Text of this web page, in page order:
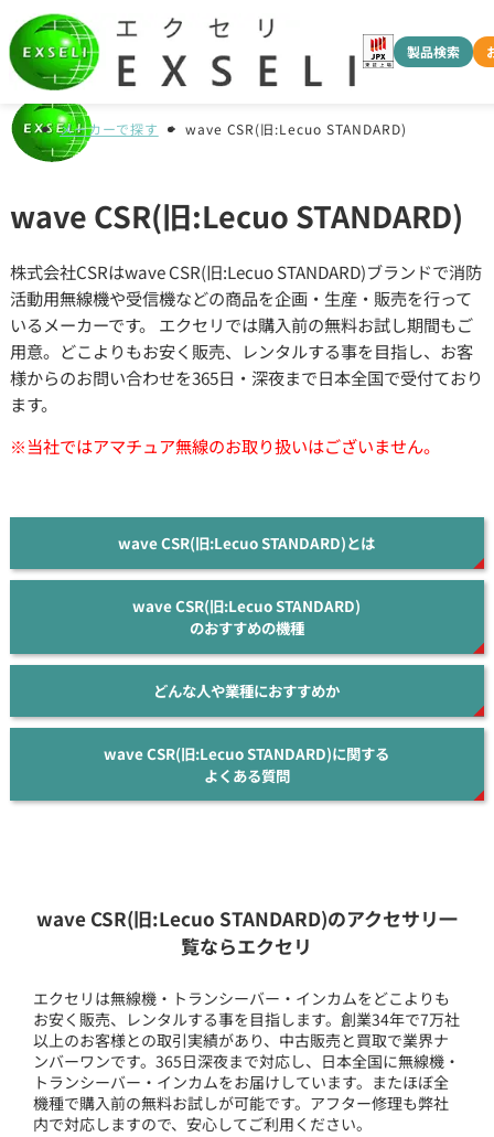
製品検索
メーカーで探す wave CSR(旧:Lecuo STANDARD)
wave CSR(旧:Lecuo STANDARD)
株式会社CSRはwave CSR(旧:Lecuo STANDARD)ブランドで消防
活動用無線機や受信機などの商品を企画・生産・販売を行って
いるメーカーです。 エクセリでは購入前の無料お試し期間もご
用意。どこよりもお安く販売、レンタルする事を目指し、お客
様からのお問い合わせを365日・深夜まで日本全国で受付ており
ます。
※当社ではアマチュア無線のお取り扱いはございません。
wave CSR(旧:Lecuo STANDARD)とは
wave CSR(旧:Lecuo STANDARD)
のおすすめの機種
どんな人や業種におすすめか
wave CSR(旧:Lecuo STANDARD)に関する
よくある質問
wave CSR(旧:Lecuo STANDARD)のアクセサリ一
覧ならエクセリ
エクセリは無線機・トランシーバー・インカムをどこよりも
お安く販売、レンタルする事を目指します。創業34年で7万社
以上のお客様との取引実績があり、中古販売と買取で業界ナ
ンバーワンです。365日深夜まで対応し、日本全国に無線機・
トランシーバー・インカムをお届けしています。またほぼ全
機種で購入前の無料お試しが可能です。アフター修理も弊社
内で対応しますので、安心してご利用ください。